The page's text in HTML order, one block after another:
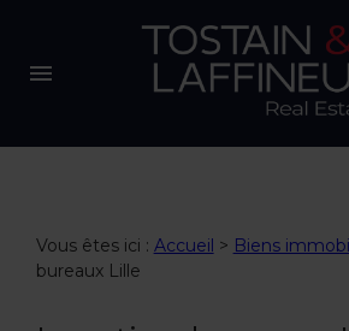
menu
Vous êtes ici : Accueil > Biens
bureaux Lille